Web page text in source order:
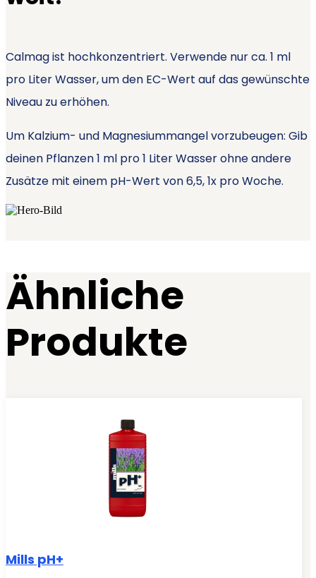
Calmag ist hochkonzentriert. Verwende nur ca. 1 ml
pro Liter Wasser, um den EC-Wert auf das gewünschte
Niveau zu erhöhen.
Um Kalzium- und Magnesiummangel vorzubeugen: Gib
deinen Pflanzen 1 ml pro 1 Liter Wasser ohne andere
Zusätze mit einem pH-Wert von 6,5, 1x pro Woche.
Ähnliche
Produkte
Mills pH+